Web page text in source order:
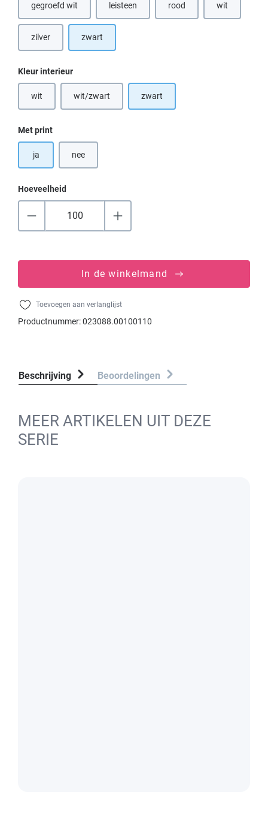
gegroefd wit leisteen rood wit(Deze optie is
zilver zwart
Selecteer
Kleur interieur
wit(Deze optie is momenteel niet beschikbaar.)
wit/zwart(Deze optie is momenteel niet beschikbaar.)
zwart
Selecteer
Met print
ja nee
Hoeveelheid
In de winkelmand
Toevoegen aan verlanglijst
Productnummer:023088.00100110
Beschrijving Beoordelingen
MEER ARTIKELEN UIT DEZE
SERIE